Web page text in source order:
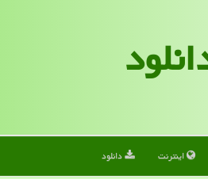
اینترنت دانلود